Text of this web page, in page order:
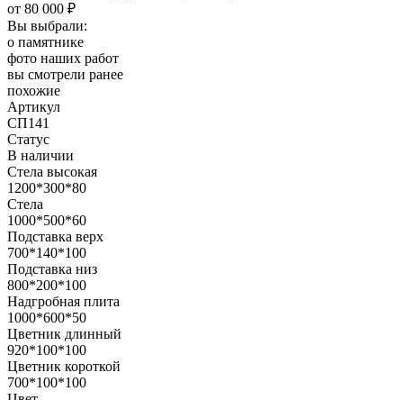
от 80 000 ₽
Вы выбрали:
о памятнике
фото наших работ
вы смотрели ранее
похожие
Артикул
СП141
Статус
В наличии
Стела высокая
1200*300*80
Стела
1000*500*60
Подставка верх
700*140*100
Подставка низ
800*200*100
Надгробная плита
1000*600*50
Цветник длинный
920*100*100
Цветник короткой
700*100*100